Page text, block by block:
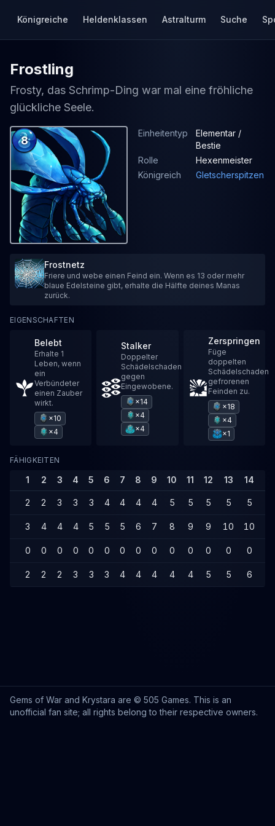
Königreiche Heldenklassen Astralturm Suche
Frostling
Frosty, das Schrimp-Ding war mal eine fröhliche
glückliche Seele.
8
Einheitentyp
Elementar /
Bestie
Rolle
Hexenmeister
Königreich
Gletscherspitzen
Frostnetz
Friere und webe einen Feind ein. Wenn es 13 oder mehr
blaue Edelsteine gibt, erhalte die Hälfte deines Manas
zurück.
EIGENSCHAFTEN
Belebt
Erhalte 1
Leben, wenn
ein
Verbündeter
einen Zauber
wirkt.
×10
×4
Stalker
Doppelter
Schädelschaden
gegen
Eingewobene.
×14
×4
×4
Zerspringen
Füge
doppelten
Schädelschaden
gefrorenen
Feinden zu.
×18
×4
×1
FÄHIGKEITEN
1 2 3 4 5 6 7 8 9 10 11 12 13 14
2 2 3 3 3 4 4 4 4 5 5 5 5 5
3 4 4 4 5 5 5 6 7 8 9 9 10 10
0 0 0 0 0 0 0 0 0 0 0 0 0 0
2 2 2 3 3 3 4 4 4 4 4 5 5 6
Gems of War and Krystara are © 505 Games. This is an
unofficial fan site; all rights belong to their respective owners.